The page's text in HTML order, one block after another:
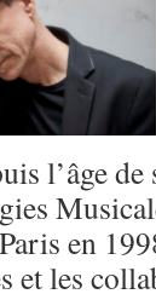
l’âge
en
et les